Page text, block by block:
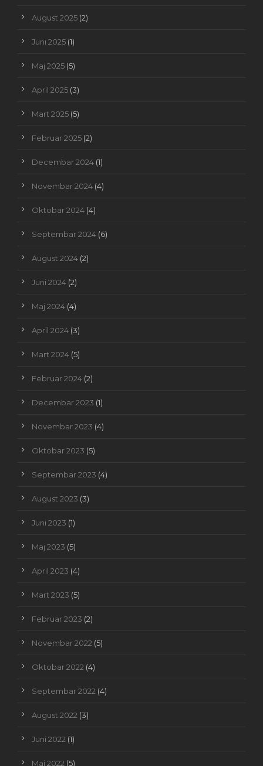
August 2025 (2)
Juni 2025 (1)
Maj 2025 (5)
April 2025 (3)
Mart 2025 (5)
Februar 2025 (2)
Decembar 2024 (1)
Novembar 2024 (4)
Oktobar 2024 (4)
Septembar 2024 (6)
August 2024 (2)
Juni 2024 (2)
Maj 2024 (4)
April 2024 (3)
Mart 2024 (5)
Februar 2024 (2)
Decembar 2023 (1)
Novembar 2023 (4)
Oktobar 2023 (5)
Septembar 2023 (4)
August 2023 (3)
Juni 2023 (1)
Maj 2023 (5)
April 2023 (4)
Mart 2023 (5)
Februar 2023 (2)
Novembar 2022 (5)
Oktobar 2022 (4)
Septembar 2022 (4)
August 2022 (3)
Juni 2022 (1)
Maj 2022 (5)